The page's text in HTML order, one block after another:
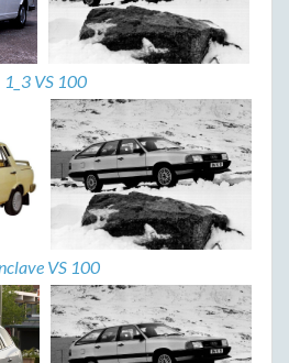
1_3 VS 100
VS 100